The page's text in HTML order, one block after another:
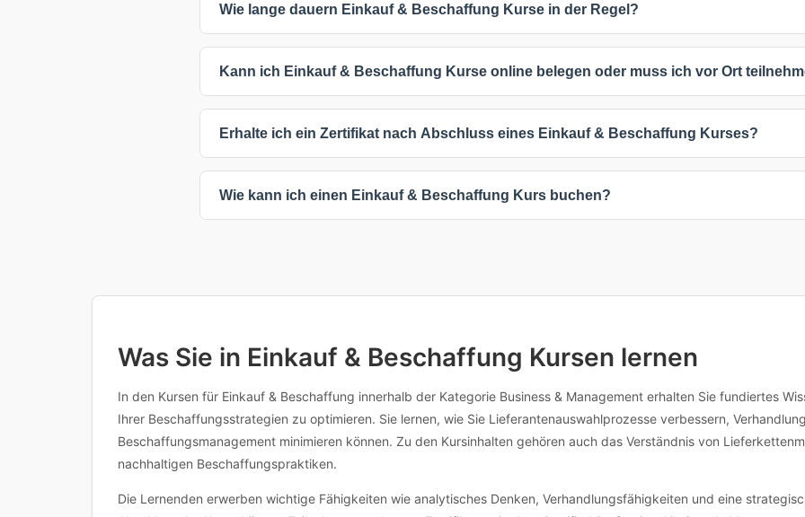
Viele Anbieter bieten auch individuelle Preise auf Anfrage an, die sich nach Teilnehmerzahl,
Anforderungen richten. Die angegebenen Preise verstehen sich inklusive Mehrwertsteuer.
Wie lange dauern Einkauf & Beschaffung Kurse in der Regel?
vom Kursinhalt und Intensität ab - intensive Kompaktkurse sind oft kürzer, während umfassende
Anspruch nehmen.
Kann ich Einkauf & Beschaffung Kurse online belegen oder muss ich vor Ort
bieten maximale Flexibilität, während Präsenzkurse direkten Austausch ermöglichen. Inhouse-
Ihre Unternehmensbedürfnisse angepasst werden.
Erhalte ich ein Zertifikat nach Abschluss eines Einkauf & Beschaffung Kurses?
der jeweiligen Kursseite. Ein Zertifikat dokumentiert Ihre erworbenen Kenntnisse und ist ein
Lebenslauf und Ihre berufliche Weiterentwicklung.
Wie kann ich einen Einkauf & Beschaffung Kurs buchen?
Was Sie in Einkauf & Beschaffung Kursen lernen
In den Kursen für Einkauf & Beschaffung innerhalb der Kategorie Business & Management erhalten Sie fundiertes
Ihrer Beschaffungsstrategien zu optimieren. Sie lernen, wie Sie Lieferantenauswahlprozesse verbessern,
Beschaffungsmanagement minimieren können. Zu den Kursinhalten gehören auch das Verständnis von
nachhaltigen Beschaffungspraktiken.
Die Lernenden erwerben wichtige Fähigkeiten wie analytisches Denken, Verhandlungsfähigkeiten und eine